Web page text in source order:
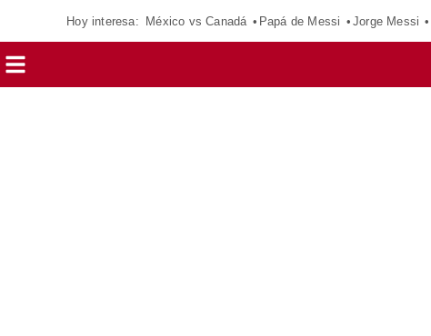
Hoy interesa: México vs Canadá Papá de Messi Jorge Messi